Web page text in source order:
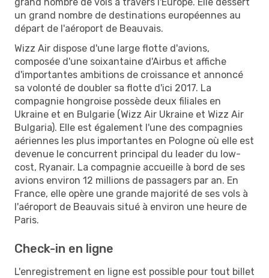
un grand nombre de destinations européennes au
départ de l'aéroport de Beauvais.
Wizz Air dispose d'une large flotte d'avions,
composée d'une soixantaine d'Airbus et affiche
d'importantes ambitions de croissance et annoncé
sa volonté de doubler sa flotte d'ici 2017. La
compagnie hongroise possède deux filiales en
Ukraine et en Bulgarie (Wizz Air Ukraine et Wizz Air
Bulgaria). Elle est également l'une des compagnies
aériennes les plus importantes en Pologne où elle est
devenue le concurrent principal du leader du low-
cost, Ryanair. La compagnie accueille à bord de ses
avions environ 12 millions de passagers par an. En
France, elle opère une grande majorité de ses vols à
l'aéroport de Beauvais situé à environ une heure de
Paris.
Check-in en ligne
L'enregistrement en ligne est possible pour tout billet